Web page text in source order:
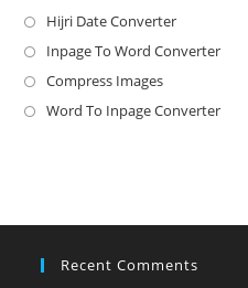
Hijri Date ConverterOpens
in
new
Inpage To Word Converter
a
Compress ImagesOpens
in
Word To Inpage Converter
tab
Recent Comments